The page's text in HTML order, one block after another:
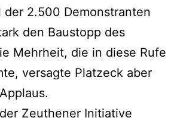
der 2.500 Demonstranten
den Baustopp des
Mehrheit, die in diese Rufe
versagte Platzeck aber
Zeuthener Initiative